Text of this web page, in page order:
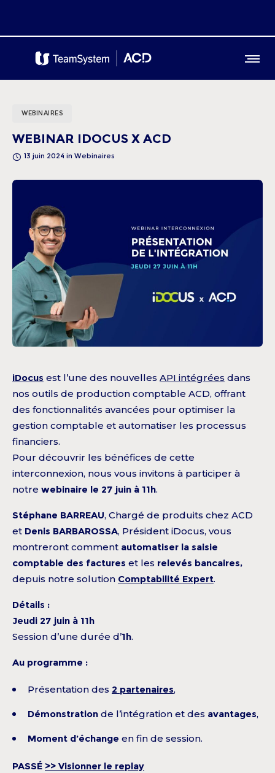
WEBINAIRES
WEBINAR IDOCUS X ACD
13 juin 2024 in Webinaires
iDocus est l’une des nouvelles API intégrées dans
nos outils de production comptable ACD, offrant
des fonctionnalités avancées pour optimiser la
gestion comptable et automatiser les processus
financiers.
Pour découvrir les bénéfices de cette
interconnexion, nous vous invitons à participer à
notre webinaire le 27 juin à 11h.
Stéphane BARREAU, Chargé de produits chez ACD
et Denis BARBAROSSA, Président iDocus, vous
montreront comment automatiser la saisie
comptable des factures et les relevés bancaires,
depuis notre solution Comptabilité Expert.
Détails :
Jeudi 27 juin à 11h
Session d’une durée d’1h.
Au programme :
Présentation des 2 partenaires,
Démonstration de l’intégration et des avantages,
Moment d’échange en fin de session.
PASSÉ >> Visionner le replay